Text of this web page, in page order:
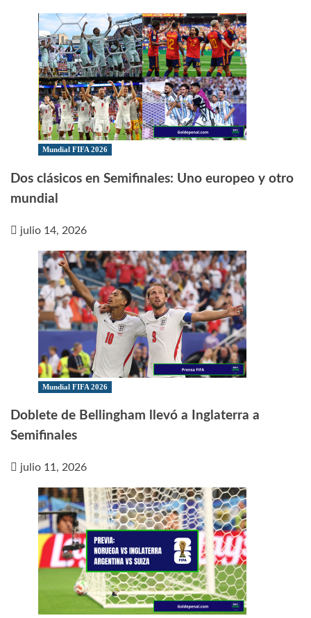
Mundial FIFA 2026
Dos clásicos en Semifinales: Uno europeo y otro
mundial
julio 14, 2026
Mundial FIFA 2026
Doblete de Bellingham llevó a Inglaterra a
Semifinales
julio 11, 2026